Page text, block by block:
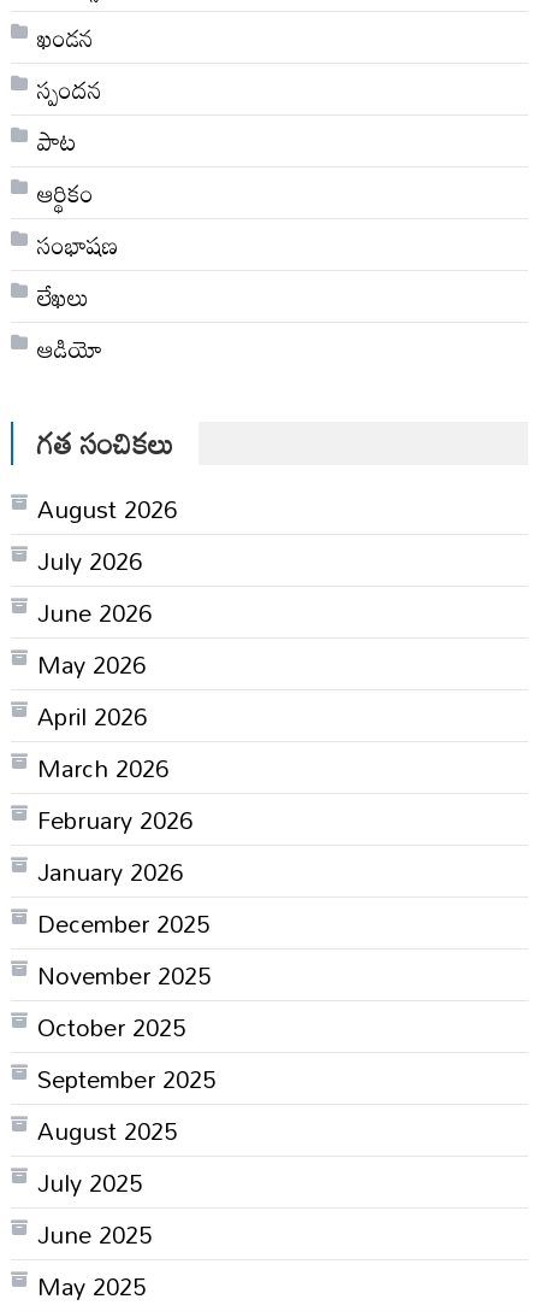
ఖండన
స్పందన
పాట
ఆర్థికం
సంభాషణ
లేఖలు
ఆడియో
గత సంచికలు
August 2026
July 2026
June 2026
May 2026
April 2026
March 2026
February 2026
January 2026
December 2025
November 2025
October 2025
September 2025
August 2025
July 2025
June 2025
May 2025